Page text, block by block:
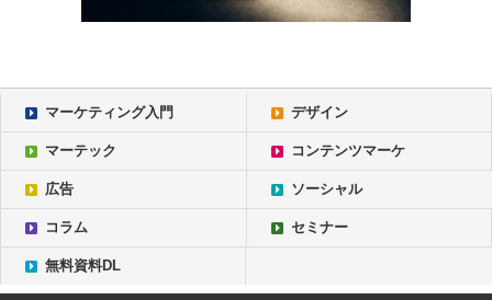
マーケティング入門 デザイン
マーテック コンテンツマーケ
広告 ソーシャル
コラム セミナー
無料資料DL